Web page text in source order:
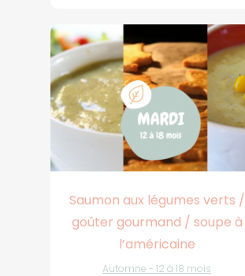
Saumon aux légumes verts /
goûter gourmand / soupe à
l’américaine
Automne - 12 à 18 mois